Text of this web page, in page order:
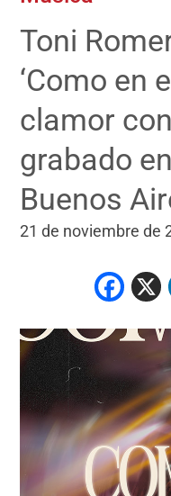
Toni
‘Como en
clamor
grabado
Buenos
21 de noviembre de